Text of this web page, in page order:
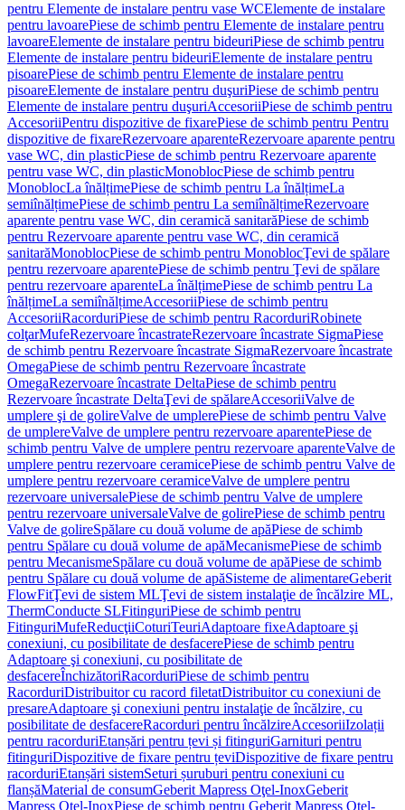
pentru Elemente de instalare pentru vase WCElemente de instalare
pentru lavoarePiese de schimb pentru Elemente de instalare pentru
lavoareElemente de instalare pentru bideuriPiese de schimb pentru
Elemente de instalare pentru bideuriElemente de instalare pentru
pisoarePiese de schimb pentru Elemente de instalare pentru
pisoareElemente de instalare pentru duşuriPiese de schimb pentru
Elemente de instalare pentru duşuriAccesoriiPiese de schimb pentru
AccesoriiPentru dispozitive de fixarePiese de schimb pentru Pentru
dispozitive de fixareRezervoare aparenteRezervoare aparente pentru
vase WC, din plasticPiese de schimb pentru Rezervoare aparente
pentru vase WC, din plasticMonoblocPiese de schimb pentru
MonoblocLa înălțimePiese de schimb pentru La înălțimeLa
semiînălțimePiese de schimb pentru La semiînălțimeRezervoare
aparente pentru vase WC, din ceramică sanitarăPiese de schimb
pentru Rezervoare aparente pentru vase WC, din ceramică
sanitarăMonoblocPiese de schimb pentru MonoblocŢevi de spălare
pentru rezervoare aparentePiese de schimb pentru Ţevi de spălare
pentru rezervoare aparenteLa înălțimePiese de schimb pentru La
înălțimeLa semiînălțimeAccesoriiPiese de schimb pentru
AccesoriiRacorduriPiese de schimb pentru RacorduriRobinete
colţarMufeRezervoare încastrateRezervoare încastrate SigmaPiese
de schimb pentru Rezervoare încastrate SigmaRezervoare încastrate
OmegaPiese de schimb pentru Rezervoare încastrate
OmegaRezervoare încastrate DeltaPiese de schimb pentru
Rezervoare încastrate DeltaŢevi de spălareAccesoriiValve de
umplere şi de golireValve de umplerePiese de schimb pentru Valve
de umplereValve de umplere pentru rezervoare aparentePiese de
schimb pentru Valve de umplere pentru rezervoare aparenteValve de
umplere pentru rezervoare ceramicePiese de schimb pentru Valve de
umplere pentru rezervoare ceramiceValve de umplere pentru
rezervoare universalePiese de schimb pentru Valve de umplere
pentru rezervoare universaleValve de golirePiese de schimb pentru
Valve de golireSpălare cu două volume de apăPiese de schimb
pentru Spălare cu două volume de apăMecanismePiese de schimb
pentru MecanismeSpălare cu două volume de apăPiese de schimb
pentru Spălare cu două volume de apăSisteme de alimentareGeberit
FlowFitŢevi de sistem MLŢevi de sistem instalaţie de încălzire ML,
ThermConducte SLFitinguriPiese de schimb pentru
FitinguriMufeReducţiiCoturiTeuriAdaptoare fixeAdaptoare şi
conexiuni, cu posibilitate de desfacerePiese de schimb pentru
Adaptoare şi conexiuni, cu posibilitate de
desfacereÎnchizătoriRacorduriPiese de schimb pentru
RacorduriDistribuitor cu racord filetatDistribuitor cu conexiuni de
presareAdaptoare şi conexiuni pentru instalaţie de încălzire, cu
posibilitate de desfacereRacorduri pentru încălzireAccesoriiIzolații
pentru racorduriEtanșări pentru țevi și fitinguriGarnituri pentru
fitinguriDispozitive de fixare pentru țeviDispozitive de fixare pentru
racorduriEtanșări sistemSeturi șuruburi pentru conexiuni cu
flanșăMaterial de consumGeberit Mapress Oţel-InoxGeberit
Mapress Oţel-InoxPiese de schimb pentru Geberit Mapress Oţel-